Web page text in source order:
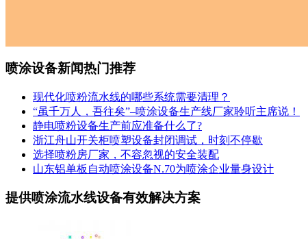
喷涂设备新闻热门推荐
现代化喷粉流水线的哪些系统需要清理？
“虽千万人，吾往矣”–喷涂设备生产线厂家聆听主席说！
静电喷粉设备生产前应准备什么了?
浙江舟山开关柜喷塑设备封闭调试，时刻不停歇
选择喷粉房厂家，不容忽视的安全装配
山东铝单板自动喷涂设备N.70为喷涂企业量身设计
提供喷涂流水线设备有效解决方案